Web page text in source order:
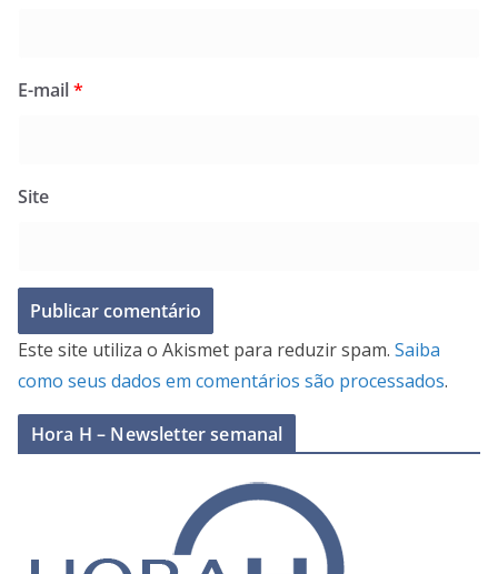
E-mail*
Site
Este site utiliza o Akismet para reduzir spam. Saiba
como seus dados em comentários são processados.
Hora H – Newsletter semanal